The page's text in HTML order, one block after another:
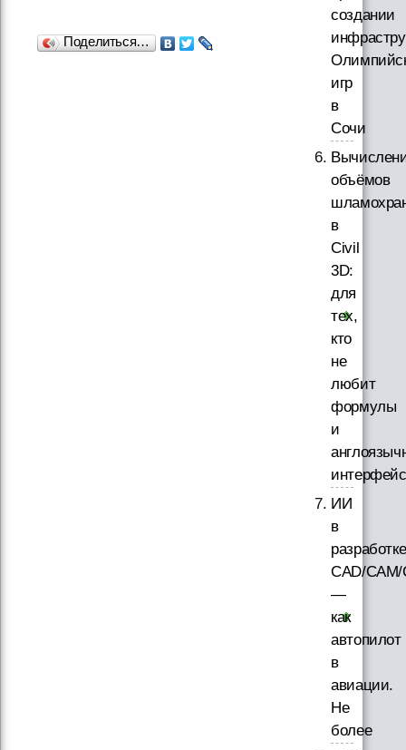
Поделиться…
создании
игр
в
Сочи
объёмов
в
Civil
3D:
для
тех,
кто
не
любит
формулы
и
ИИ
в
разработке
CAD/
—
как
автопилот
в
авиации.
Не
более